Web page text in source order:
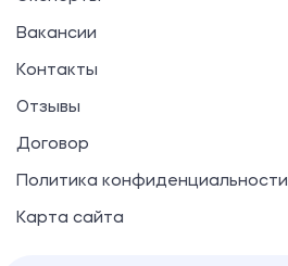
Вакансии
Контакты
Отзывы
Договор
Политика конфиденциальности
Карта сайта